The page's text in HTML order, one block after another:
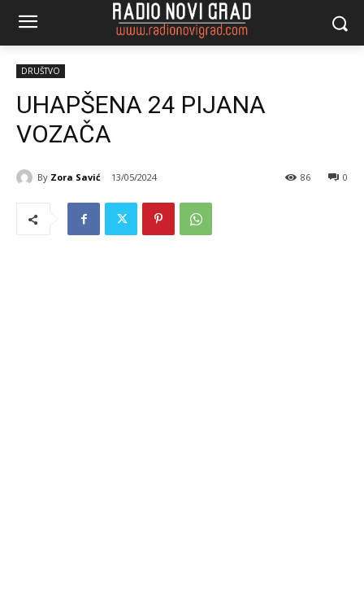
DRUŠTVO
UHAPŠENA 24 PIJANA
VOZAČA
By Zora Savić 13/05/2024 0
86